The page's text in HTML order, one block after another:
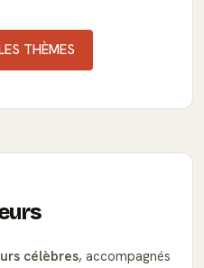
THÈMES
célèbres, accompagnés